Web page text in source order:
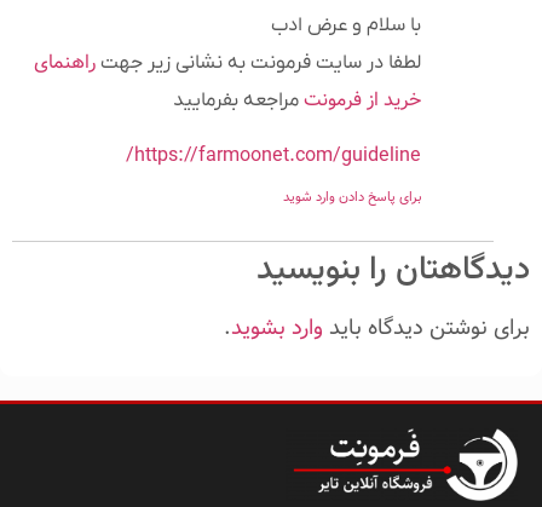
با سلام و عرض ادب
لطفا در سایت فرمونت به نشانی زیر جهت راهنمای
خرید از فرمونتمراجعه بفرمایید
https://farmoonet.com/guideline/
برای پاسخ دادن وارد شوید
دیدگاهتان را بنویسید
برای نوشتن دیدگاه باید وارد بشوید.